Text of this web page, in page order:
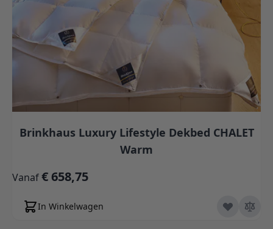
Brinkhaus Luxury Lifestyle Dekbed CHALET
Warm
Vanaf€ 658,75
In Winkelwagen